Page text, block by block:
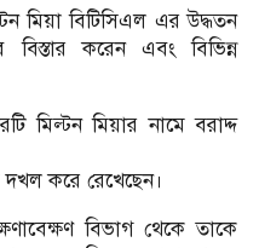
মিয়া বিটিসিএল এর উদ্ধতন
বিস্তার করেন এবং বিভিন্ন
মিল্টন মিয়ার নামে বরাদ্দ
দখল করে রেখেছেন।
বিভাগ থেকে তাকে